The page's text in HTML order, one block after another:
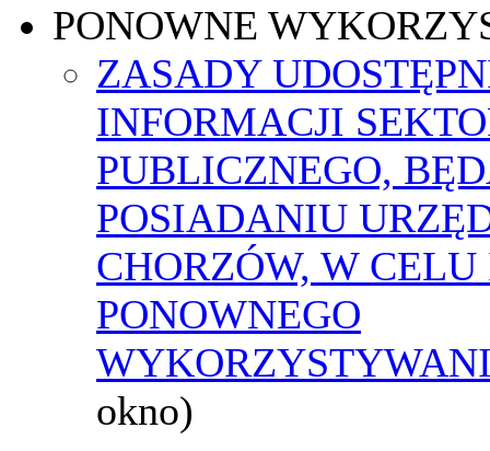
PONOWNE
ZASADY
INFORMACJI
PUBLICZNEGO,
POSIADANIU
CHORZÓW, W
PONOWNEGO
okno)